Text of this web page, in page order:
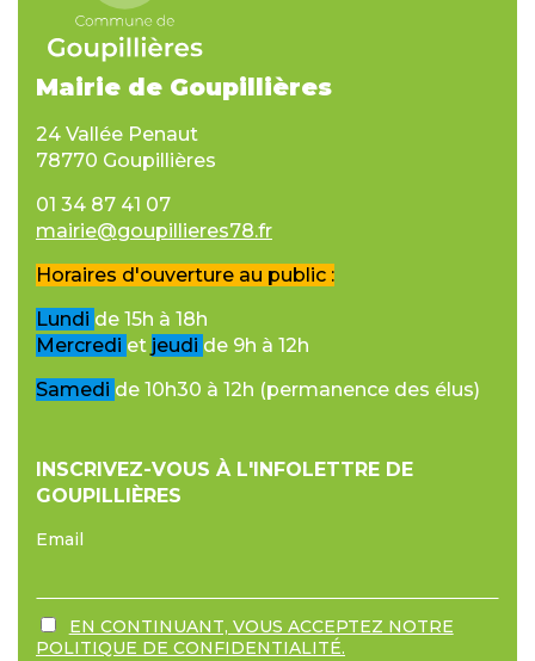
Mairie de Goupillières
24 Vallée Penaut
78770 Goupillières
01 34 87 41 07
mairie@goupillieres78.fr
Horaires d'ouverture au public :
Lundi de 15h à 18h
Mercredi et jeudi de 9h à 12h
Samedi de 10h30 à 12h (permanence des élus)
INSCRIVEZ-VOUS À L'INFOLETTRE DE
GOUPILLIÈRES
Email
EN CONTINUANT, VOUS ACCEPTEZ NOTRE
POLITIQUE DE CONFIDENTIALITÉ.